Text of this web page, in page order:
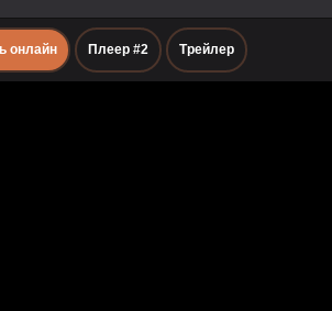
онлайн Плеер #2 Трейлер